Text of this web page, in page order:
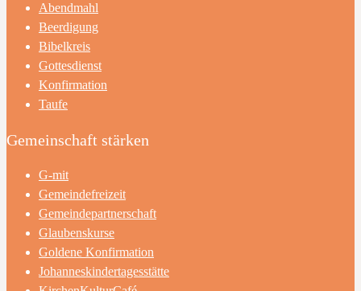
Abendmahl
Beerdigung
Bibelkreis
Gottesdienst
Konfirmation
Taufe
Gemeinschaft stärken
G-mit
Gemeindefreizeit
Gemeindepartnerschaft
Glaubenskurse
Goldene Konfirmation
Johanneskindertagesstätte